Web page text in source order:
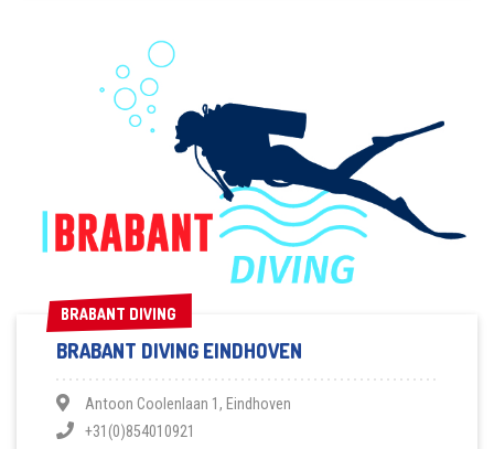
BRABANT DIVING
BRABANT DIVING
BRABANT DIVING EINDHOVEN
Antoon Coolenlaan 1, Eindhoven
+31(0)854010921